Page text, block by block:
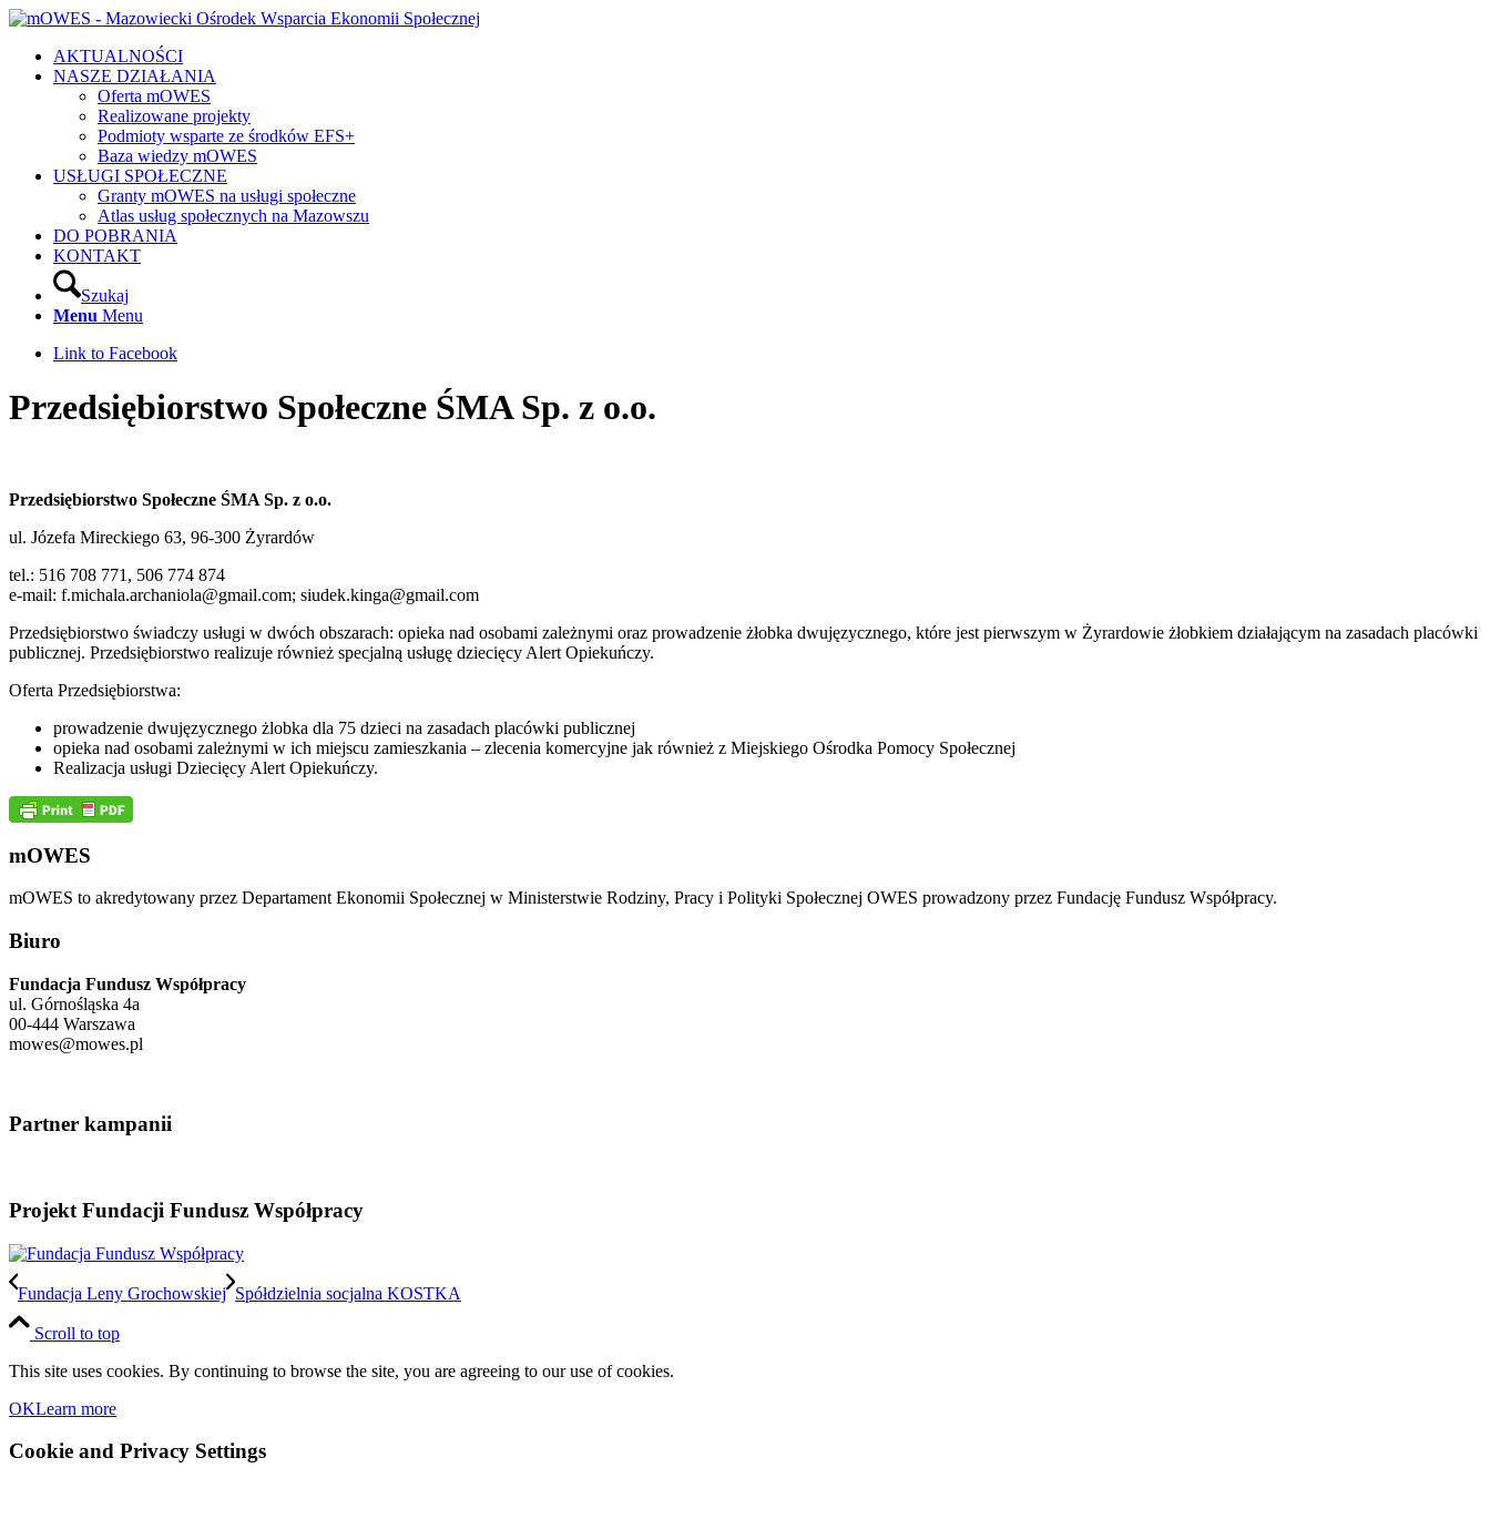
AKTUALNOŚCI
NASZE DZIAŁANIA
Oferta mOWES
Realizowane projekty
Podmioty wsparte ze środków EFS+
Baza wiedzy mOWES
USŁUGI SPOŁECZNE
Granty mOWES na usługi społeczne
Atlas usług społecznych na Mazowszu
DO POBRANIA
KONTAKT
Szukaj
Menu Menu
Link to Facebook
Przedsiębiorstwo Społeczne ŚMA Sp. z o.o.
Przedsiębiorstwo Społeczne ŚMA Sp. z o.o.
ul. Józefa Mireckiego 63, 96-300 Żyrardów
tel.: 516 708 771, 506 774 874
e-mail: f.michala.archaniola@gmail.com; siudek.kinga@gmail.com
Przedsiębiorstwo świadczy usługi w dwóch obszarach: opieka nad osobami zależnymi oraz prowadzenie żłobka dwujęzycznego, które jest pierwszym w Żyrardowie żłobkiem działającym na zasadach placówki
publicznej. Przedsiębiorstwo realizuje również specjalną usługę dziecięcy Alert Opiekuńczy.
Oferta Przedsiębiorstwa:
prowadzenie dwujęzycznego żlobka dla 75 dzieci na zasadach placówki publicznej
opieka nad osobami zależnymi w ich miejscu zamieszkania – zlecenia komercyjne jak również z Miejskiego Ośrodka Pomocy Społecznej
Realizacja usługi Dziecięcy Alert Opiekuńczy.
mOWES
mOWES to akredytowany przez Departament Ekonomii Społecznej w Ministerstwie Rodziny, Pracy i Polityki Społecznej OWES prowadzony przez Fundację Fundusz Współpracy.
Biuro
Fundacja Fundusz Współpracy
ul. Górnośląska 4a
00-444 Warszawa
mowes@mowes.pl
Partner kampanii
Projekt Fundacji Fundusz Współpracy
Fundacja Leny Grochowskiej Spółdzielnia socjalna KOSTKA
Scroll to top
This site uses cookies. By continuing to browse the site, you are agreeing to our use of cookies.
OKLearn more
Cookie and Privacy Settings